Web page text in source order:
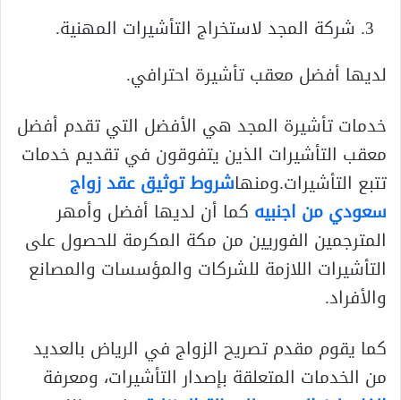
شركة المجد لاستخراج التأشيرات المهنية.
لديها أفضل معقب تأشيرة احترافي.
خدمات تأشيرة المجد هي الأفضل التي تقدم أفضل
معقب التأشيرات الذين يتفوقون في تقديم خدمات
تتبع التأشيرات.ومنهاشروط توثيق عقد زواج
سعودي من اجنبيه كما أن لديها أفضل وأمهر
المترجمين الفوريين من مكة المكرمة للحصول على
التأشيرات اللازمة للشركات والمؤسسات والمصانع
والأفراد.
كما يقوم مقدم تصريح الزواج في الرياض بالعديد
من الخدمات المتعلقة بإصدار التأشيرات، ومعرفة